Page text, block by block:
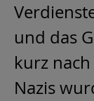
und das
kurz
Nazis